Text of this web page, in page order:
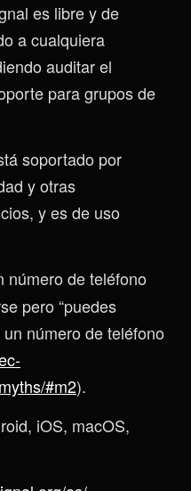
es libre y de
a cualquiera
auditar el
para grupos de
soportado por
y otras
y es de uso
número de teléfono
pero “puedes
número de teléfono
#m2).
iOS, macOS,